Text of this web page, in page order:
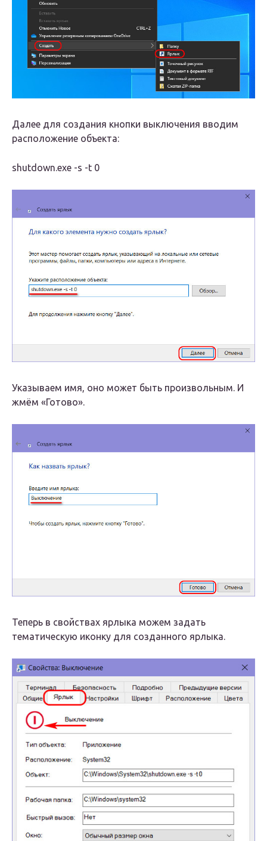
Далее для создания кнопки выключения вводим
расположение объекта:
shutdown.exe -s -t 0
Указываем имя, оно может быть произвольным. И
жмём «Готово».
Теперь в свойствах ярлыка можем задать
тематическую иконку для созданного ярлыка.